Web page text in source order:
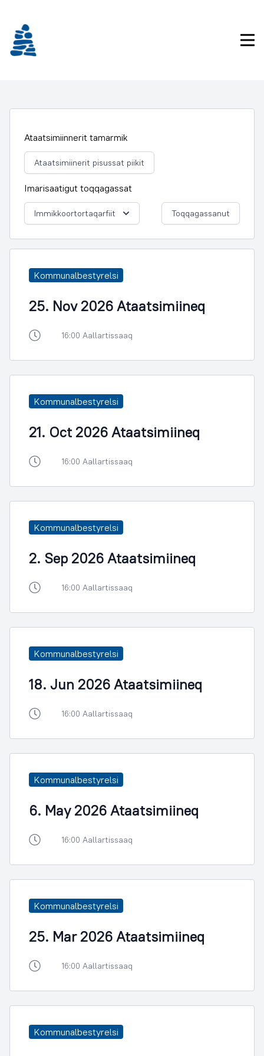
Ataatsimiinnerit tamarmik
Ataatsimiinerit pisussat piikit
Imarisaatigut toqqagassat
Immikkoortortaqarfiit Toqqagassanut
Kommunalbestyrelsi
25. Nov 2026 Ataatsimiineq
16:00 Aallartissaaq
Kommunalbestyrelsi
21. Oct 2026 Ataatsimiineq
16:00 Aallartissaaq
Kommunalbestyrelsi
2. Sep 2026 Ataatsimiineq
16:00 Aallartissaaq
Kommunalbestyrelsi
18. Jun 2026 Ataatsimiineq
16:00 Aallartissaaq
Kommunalbestyrelsi
6. May 2026 Ataatsimiineq
16:00 Aallartissaaq
Kommunalbestyrelsi
25. Mar 2026 Ataatsimiineq
16:00 Aallartissaaq
Kommunalbestyrelsi